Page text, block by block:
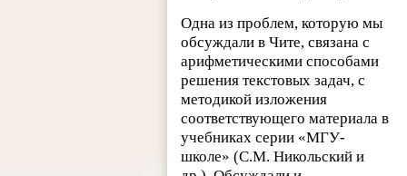
Одна из проблем, которую мы
обсуждали в Чите, связана с
арифметическими способами
решения текстовых задач, с
методикой изложения
соответствующего материала в
учебниках серии «МГУ-
школе» (С.М. Никольский и